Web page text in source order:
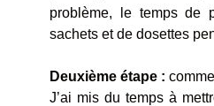
problème, le temps de
sachets et de dosettes
Deuxième étape :
J’ai mis du temps à